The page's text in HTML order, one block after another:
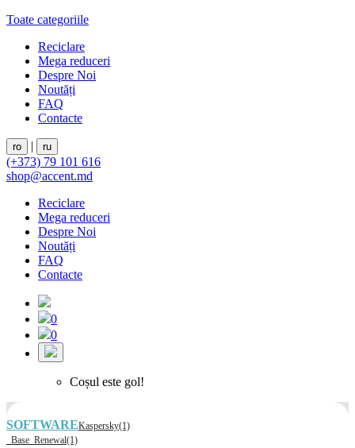
Toate categoriile
Reciclare
Mega reduceri
Despre Noi
Noutăți
FAQ
Contacte
ro | ru
(+373) 79 101 616
shop@accent.md
Reciclare
Mega reduceri
Despre Noi
Noutăți
FAQ
Contacte
0
0
Coșul este gol!
SOFTWAREKaspersky(1)
Base Renewal(1)